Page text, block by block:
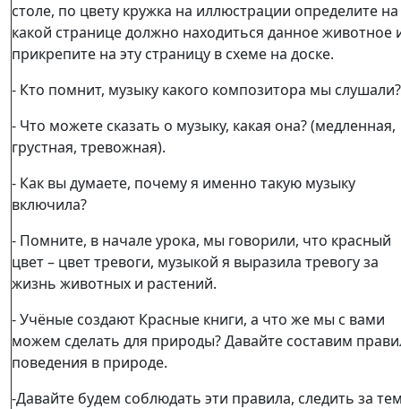
столе, по цвету кружка на иллюстрации определите на
какой странице должно находиться данное животное
прикрепите на эту страницу в схеме на доске.
- Кто помнит, музыку какого композитора мы слушали?
- Что можете сказать о музыку, какая она? (медленная,
грустная, тревожная).
- Как вы думаете, почему я именно такую музыку
включила?
- Помните, в начале урока, мы говорили, что красный
цвет – цвет тревоги, музыкой я выразила тревогу за
жизнь животных и растений.
- Учёные создают Красные книги, а что же мы с вами
можем сделать для природы? Давайте составим
поведения в природе.
-Давайте будем соблюдать эти правила, следить за